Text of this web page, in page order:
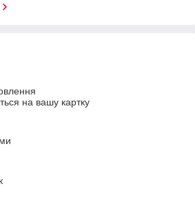
на вашу картку